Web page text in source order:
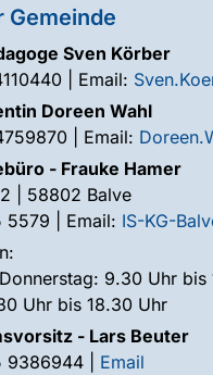
Gemeinde
Sven Körber
| Email:
Doreen Wahl
| Email:
- Frauke Hamer
| 58802 Balve
5579 | Email: IS-KG-
9.30 Uhr bis
Uhr bis 18.30 Uhr
- Lars Beuter
9386944 | Email